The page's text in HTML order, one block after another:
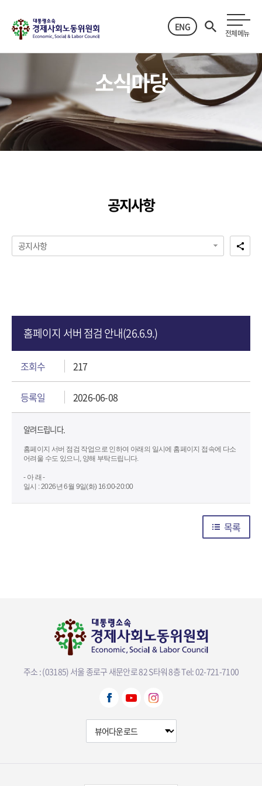
ENG
전체메뉴
소식마당
공지사항
공지사항
홈페이지 서버 점검 안내(26.6.9.)
조회수 217
등록일 2026-06-08
알려드립니다.
홈페이지 서버 점검 작업으로 인하여 아래의 일시에 홈페이지 접속에 다소
어려울 수도 있으니, 양해 부탁드립니다.
- 아 래 -
일시 : 2026년 6월 9일(화) 16:00-20:00
목록
주소 : (03185) 서울 종로구 새문안로 82 S타워 8층Tel: 02-721-7100
뷰어다운로드 선택